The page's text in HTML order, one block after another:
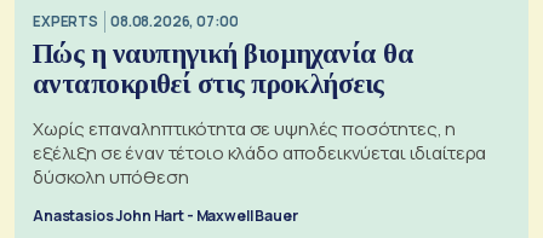
EXPERTS 08.08.2026, 07:00
Πώς η ναυπηγική βιομηχανία θα
ανταποκριθεί στις προκλήσεις
Χωρίς επαναληπτικότητα σε υψηλές ποσότητες, η
εξέλιξη σε έναν τέτοιο κλάδο αποδεικνύεται ιδιαίτερα
δύσκολη υπόθεση
Anastasios John Hart - Maxwell Bauer